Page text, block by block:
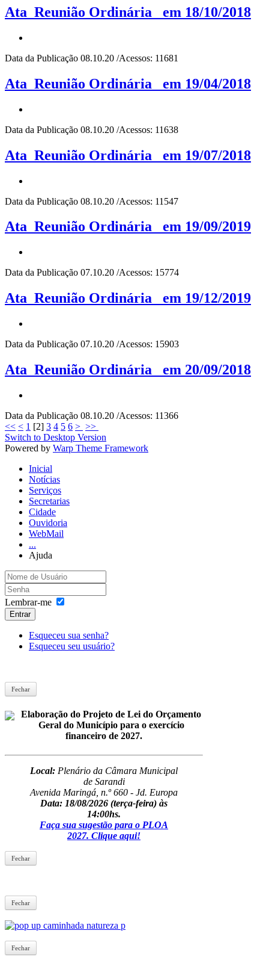
Ata_Reunião Ordinária_ em 18/10/2018
Data da Publicação 08.10.20 /Acessos: 11681
Ata_Reunião Ordinária_ em 19/04/2018
Data da Publicação 08.10.20 /Acessos: 11638
Ata_Reunião Ordinária_ em 19/07/2018
Data da Publicação 08.10.20 /Acessos: 11547
Ata_Reunião Ordinária_ em 19/09/2019
Data da Publicação 07.10.20 /Acessos: 15774
Ata_Reunião Ordinária_ em 19/12/2019
Data da Publicação 07.10.20 /Acessos: 15903
Ata_Reunião Ordinária_ em 20/09/2018
Data da Publicação 08.10.20 /Acessos: 11366
<< < 1 [2] 3 4 5 6 > >>
Switch to Desktop Version
Powered by Warp Theme Framework
Inicial
Notícias
Serviços
Secretarias
Cidade
Ouvidoria
WebMail
...
Ajuda
Lembrar-me
Entrar
Esqueceu sua senha?
Esqueceu seu usuário?
Fechar
Elaboração do Projeto de Lei do Orçamento
Geral do Município para o exercício
financeiro de 2027.
Local: Plenário da Câmara Municipal
de Sarandi
Avenida Maringá, n.º 660 - Jd. Europa
Data: 18/08/2026 (terça-feira) às
14:00hs.
Faça sua sugestão para o PLOA
2027. Clique aqui!
Fechar
Fechar
Fechar